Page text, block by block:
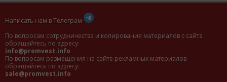
Написать нам в Телеграм
По вопросам сотрудничества и копирования материалов с сайта
обращайтесь по адресу:
info@promvest.info
По вопросам размещения на сайте рекламных материалов
обращайтесь по адресу:
sale@promvest.info